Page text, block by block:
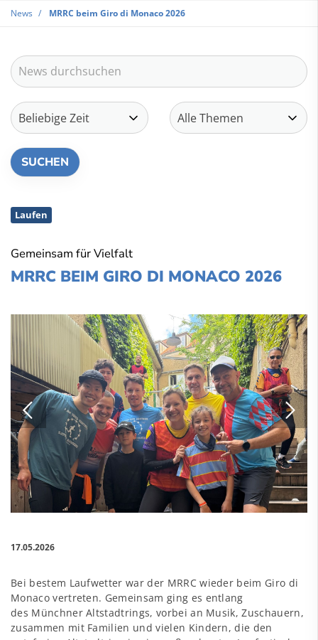
News MRRC beim Giro di Monaco 2026
Laufen
Gemeinsam für Vielfalt
MRRC BEIM GIRO DI MONACO 2026
17.05.2026
Bei bestem Laufwetter war der MRRC wieder beim Giro di
Monaco vertreten. Gemeinsam ging es entlang
des Münchner Altstadtrings, vorbei an Musik, Zuschauern,
zusammen mit Familien und vielen Kindern, die den